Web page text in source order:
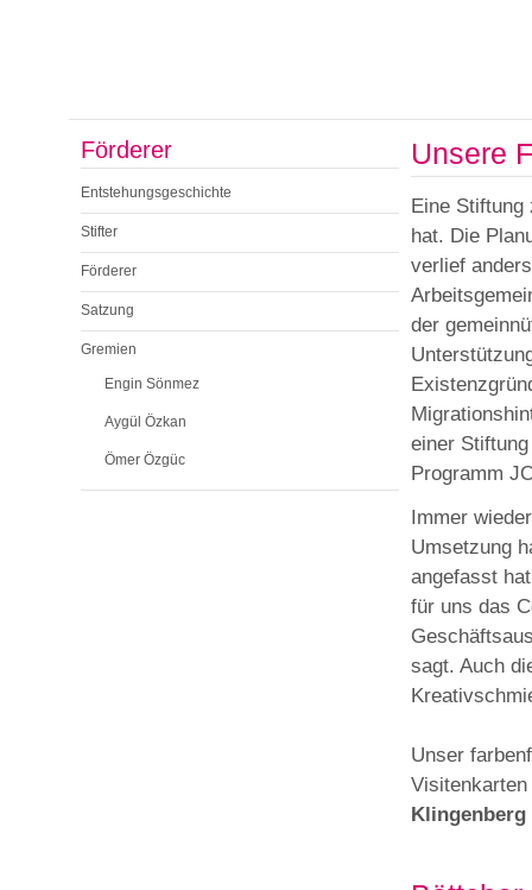
Förderer
Entstehungsgeschichte
Stifter
Förderer
Satzung
Gremien
Engin Sönmez
Aygül Özkan
Ömer Özgüc
Unsere
Eine
hat. Die
verlief
der
einer
Programm
Immer
Umsetzung
angefasst
für uns das
sagt. Auch
Unser
Klingenberg